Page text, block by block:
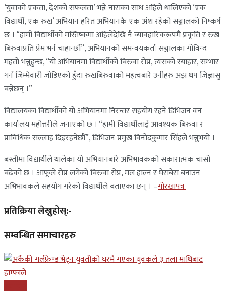
‘युवाको एकता, देशको सफलता’ भन्ने नाराका साथ अहिले थालिएको ‘एक
विद्यार्थी, एक रुख’ अभियान हरित अभियानकै एक अंश रहेको सञ्जालको निष्कर्ष
छ । “हामी विद्यार्थीको मस्तिष्कमा अहिलेदेखि नै व्यावहारिकरूपमै प्रकृति र रुख
बिरुवाप्रति प्रेम भर्न चाहान्छौँ”, अभियानको समन्वयकर्ता सञ्जालका गोविन्द
महतो भन्नुहुन्छ, “यो अभियानमा विद्यार्थीको बिरुवा रोप्न, त्यसको स्याहार, सम्भार
गर्न जिम्मेवारी जोडिएको हुँदा रुखबिरुवाको महत्वबारे उनीहरु अझ थप जिज्ञासु
बन्नेछन् ।”
विद्यालयका विद्यार्थीको यो अभियानमा निरन्तर सहयोग रहने डिभिजन वन
कार्यालय महोत्तरीले जनाएको छ । “हामी विद्यार्थीलाई आवश्यक बिरुवा र
प्राविधिक सल्लाह दिइरहनेछौँ”, डिभिजन प्रमुख विनोदकुमार सिंहले भन्नुभयो ।
बस्तीमा विद्यार्थीले थालेका यो अभियानबारे अभिभावकको सकारात्मक चासो
बढेको छ । आफूले रोप्न लगेको बिरुवा रोप्न, मल हाल्न र घेराबेरा बनाउन
अभिभावकले सहयोग गरेको विद्यार्थीले बताएका छन् । –गोरखापत्र
प्रतिक्रिया लेख्नुहोस्:-
सम्बन्धित समाचारहरु